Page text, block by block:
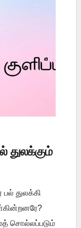
துலக்கும்
துலக்கி
சொல்லப்படும்